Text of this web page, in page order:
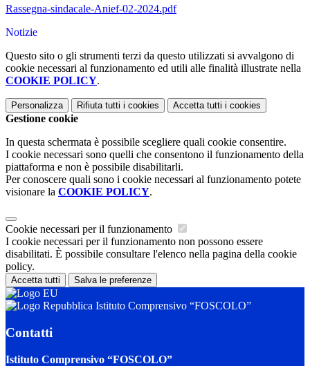
Rassegna-sindacale-Anief-02-2024.pdf
Notizie
Questo sito o gli strumenti terzi da questo utilizzati si avvalgono di
cookie necessari al funzionamento ed utili alle finalità illustrate nella
COOKIE POLICY.
Personalizza Rifiuta tutti i cookies Accetta tutti i cookies
Gestione cookie
In questa schermata è possibile scegliere quali cookie consentire.
I cookie necessari sono quelli che consentono il funzionamento della
piattaforma e non è possibile disabilitarli.
Per conoscere quali sono i cookie necessari al funzionamento potete
visionare la COOKIE POLICY.
Cookie necessari per il funzionamento
I cookie necessari per il funzionamento non possono essere
disabilitati. È possibile consultare l'elenco nella pagina della cookie
policy.
Accetta tutti Salva le preferenze
Istituto Comprensivo “FOSCOLO”
Contatti
Istituto Comprensivo “FOSCOLO”